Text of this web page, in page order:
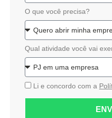
O que você precisa?
Qual atividade você vai
Li e concordo com a